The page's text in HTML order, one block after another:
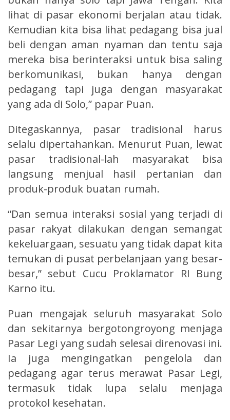
lihat di pasar ekonomi berjalan atau tidak.
Kemudian kita bisa lihat pedagang bisa jual
beli dengan aman nyaman dan tentu saja
mereka bisa berinteraksi untuk bisa saling
berkomunikasi, bukan hanya dengan
pedagang tapi juga dengan masyarakat
yang ada di Solo,” papar Puan.
Ditegaskannya, pasar tradisional harus
selalu dipertahankan. Menurut Puan, lewat
pasar tradisional-lah masyarakat bisa
langsung menjual hasil pertanian dan
produk-produk buatan rumah.
“Dan semua interaksi sosial yang terjadi di
pasar rakyat dilakukan dengan semangat
kekeluargaan, sesuatu yang tidak dapat kita
temukan di pusat perbelanjaan yang besar-
besar,” sebut Cucu Proklamator RI Bung
Karno itu.
Puan mengajak seluruh masyarakat Solo
dan sekitarnya bergotongroyong menjaga
Pasar Legi yang sudah selesai direnovasi ini.
Ia juga mengingatkan pengelola dan
pedagang agar terus merawat Pasar Legi,
termasuk tidak lupa selalu menjaga
protokol kesehatan.